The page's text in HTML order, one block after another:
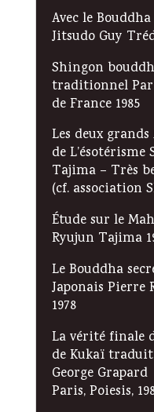
Avec le
Jitsudo Guy
Shingon
traditionnel Par
de France 1985
Les deux
de
Tajima – Très
(cf. association
Étude sur le
Ryujun Tajima
Le Bouddha
Japonais Pierre
1978
La vérité finale
de Kukaï
George Grapard
Paris, Poiesis,